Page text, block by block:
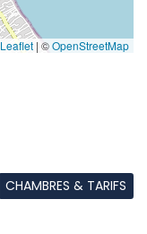
Leaflet | ©OpenStreetMap
CHAMBRES & TARIFS